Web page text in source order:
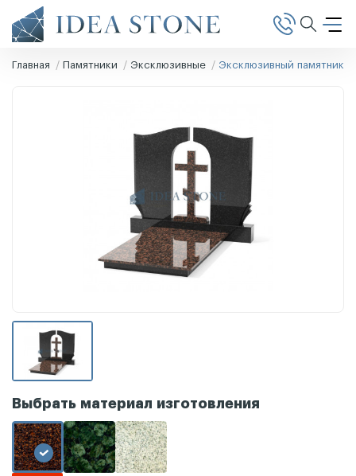
Главная Памятники Эксклюзивные Эксклюзивный памятник
Выбрать материал изготовления